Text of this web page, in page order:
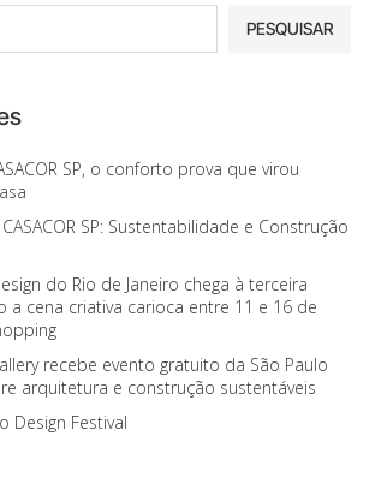
PESQUISAR
SP, o conforto prova que virou
SP: Sustentabilidade e Construção
do Rio de Janeiro chega à terceira
a cena criativa carioca entre 11 e 16 de
recebe evento gratuito da São Paulo
arquitetura e construção sustentáveis
Design Festival